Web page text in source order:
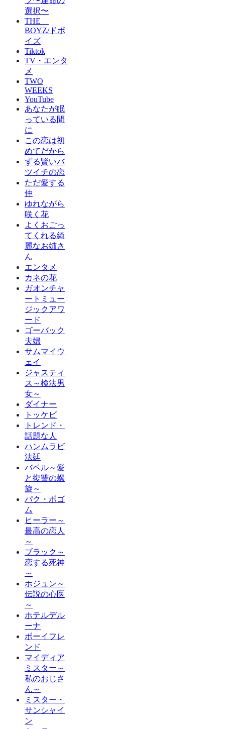
選択〜
THE
BOYZ/ドボ
イズ
Tiktok
TV・エンタ
メ
TWO
WEEKS
YouTube
あなたが眠
っている間
に
この恋は初
めてだから
ずる賢いバ
ツイチの恋
ただ愛する
仲
ゆれながら
咲く花
よくおごっ
てくれる綺
麗なお姉さ
ん
エンタメ
カネの花
ガオンチャ
ートミュー
ジックアワ
ード
ゴーバック
夫婦
サムマイウ
ェイ
ジャスティ
ス～検法男
女～
ダイナー
トッケビ
トレンド・
話題な人
ハンムラビ
法廷
バベル～愛
と復讐の螺
旋～
パク・ボゴ
ム
ヒーラー～
最高の恋人
～
ブラック～
恋する死神
～
ホジュン～
伝説の心医
～
ホテルデル
ーナ
ボーイフレ
ンド
マイディア
ミスター～
私のおじさ
ん～
ミスター・
サンシャイ
ン